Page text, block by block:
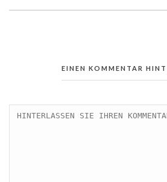
EINEN KOMMENTAR